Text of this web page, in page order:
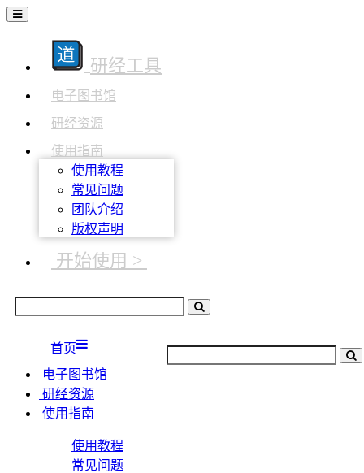
研经工具
电子图书馆
研经资源
使用指南
使用教程
常见问题
团队介绍
版权声明
开始使用 >
首页
电子图书馆
研经资源
使用指南
使用教程
常见问题